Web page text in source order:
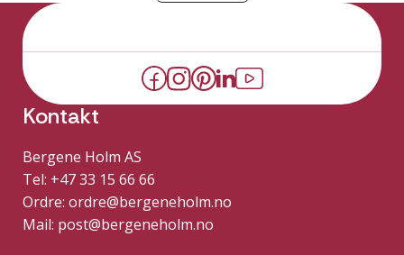
Kontakt
Bergene Holm AS
Tel: +47 33 15 66 66
Ordre: ordre@bergeneholm.no
Mail: post@bergeneholm.no